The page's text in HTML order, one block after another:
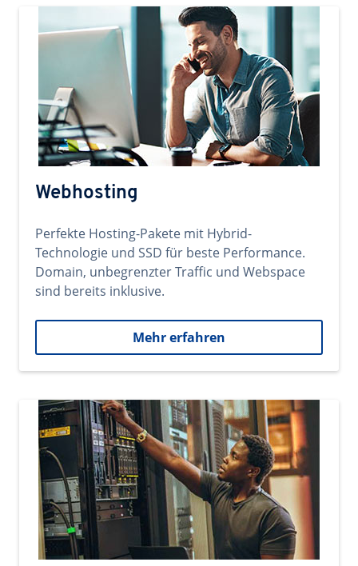
Webhosting
Perfekte Hosting-Pakete mit Hybrid-
Technologie und SSD für beste Performance.
Domain, unbegrenzter Traffic und Webspace
sind bereits inklusive.
Mehr erfahren